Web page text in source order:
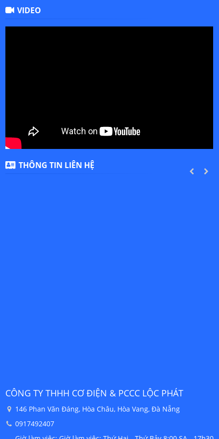
VIDEO
THÔNG TIN LIÊN HỆ
PREVIOUS
CÔNG TY THHH CƠ ĐIỆN & PCCC LỘC PHÁT
146 Phan Văn Đáng, Hòa Châu, Hòa Vang, Đà Nẵng
0917492407
NEXT